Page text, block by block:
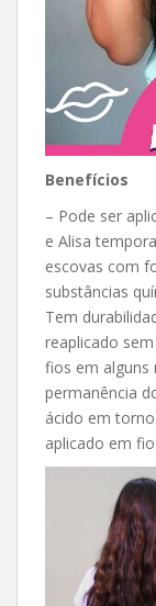
Benefícios
– Pode ser
e Alisa
escovas com
substâncias
Tem
reaplicado
fios em alguns
permanência
ácido em
aplicado em